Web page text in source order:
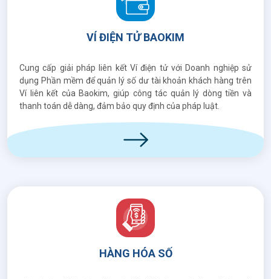
VÍ ĐIỆN TỬ BAOKIM
Cung cấp giải pháp liên kết Ví điện tử với Doanh nghiệp sử
dụng Phần mềm để quản lý số dư tài khoản khách hàng trên
Ví liên kết của Baokim, giúp công tác quản lý dòng tiền và
thanh toán dễ dàng, đảm bảo quy định của pháp luật.
HÀNG HÓA SỐ